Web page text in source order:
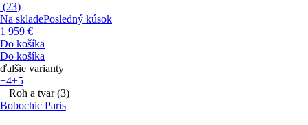
(23)
Na skladePosledný kúsok
1 959 €
Do košíka
Do košíka
ďalšie varianty
+4+5
+ Roh a tvar (3)
Bobochic Paris